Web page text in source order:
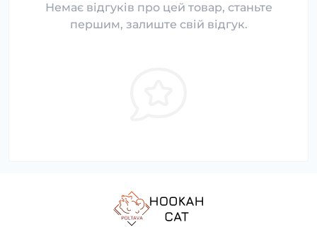
Немає відгуків про цей товар, станьте
першим, залиште свій відгук.